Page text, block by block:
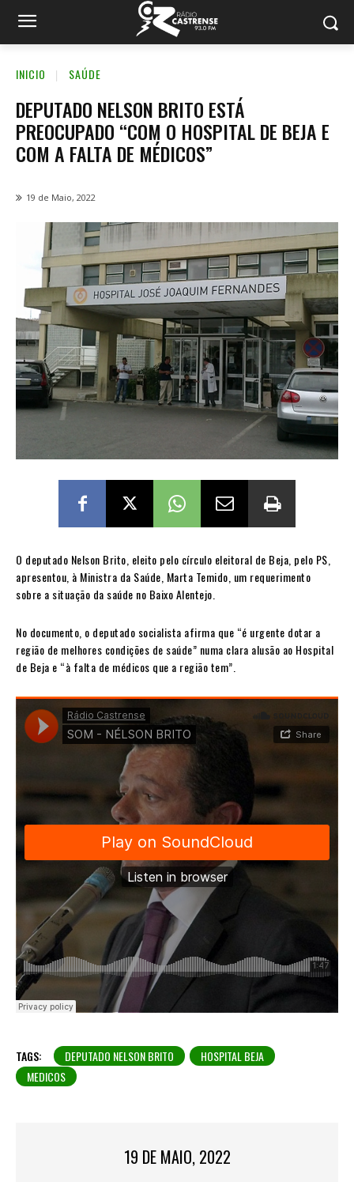
INICIO SAÚDE
DEPUTADO NELSON BRITO ESTÁ
PREOCUPADO “COM O HOSPITAL DE BEJA E
COM A FALTA DE MÉDICOS”
19 de Maio, 2022
O deputado Nelson Brito, eleito pelo círculo eleitoral de Beja, pelo PS,
apresentou, à Ministra da Saúde, Marta Temido, um requerimento
sobre a situação da saúde no Baixo Alentejo.
No documento, o deputado socialista afirma que “é urgente dotar a
região de melhores condições de saúde” numa clara alusão ao Hospital
de Beja e “à falta de médicos que a região tem”.
TAGS: DEPUTADO NELSON BRITO
HOSPITAL BEJA
MEDICOS
19 DE MAIO, 2022